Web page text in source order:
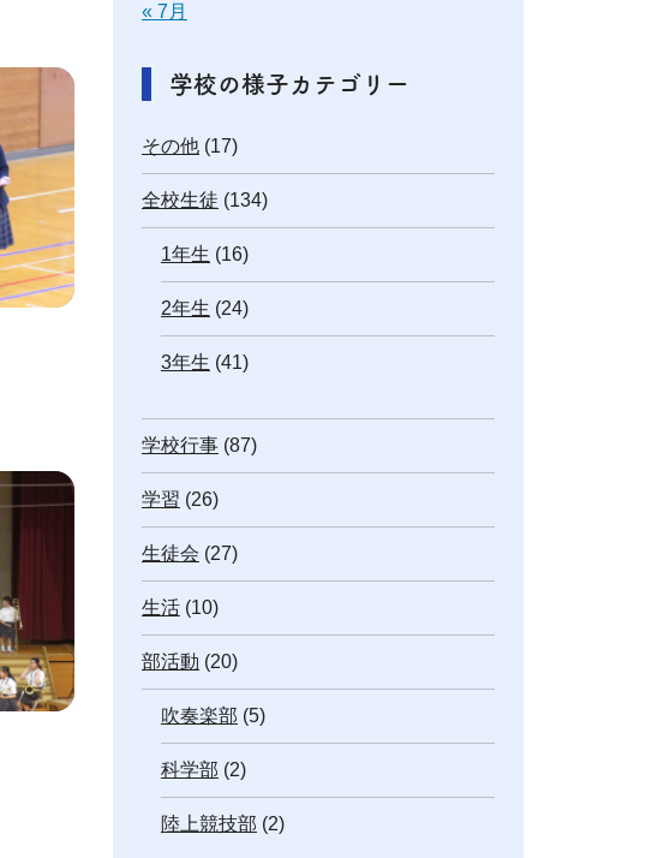
« 7月
学校の様子カテゴリー
その他 (17)
全校生徒 (134)
1年生 (16)
2年生 (24)
3年生 (41)
学校行事 (87)
学習 (26)
生徒会 (27)
生活 (10)
部活動 (20)
吹奏楽部 (5)
科学部 (2)
陸上競技部 (2)